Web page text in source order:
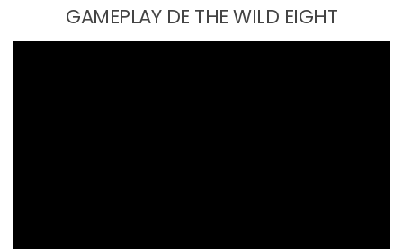
GAMEPLAY DE THE WILD EIGHT